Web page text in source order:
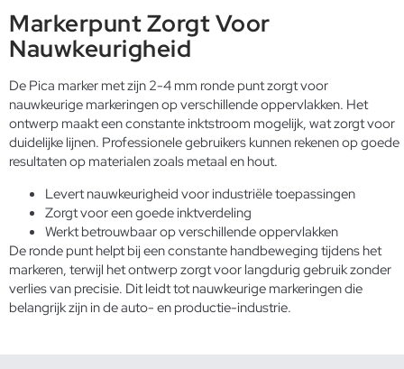
Markerpunt Zorgt Voor
Nauwkeurigheid
De Pica marker met zijn 2-4 mm ronde punt zorgt voor
nauwkeurige markeringen op verschillende oppervlakken. Het
ontwerp maakt een constante inktstroom mogelijk, wat zorgt voor
duidelijke lijnen. Professionele gebruikers kunnen rekenen op goede
resultaten op materialen zoals metaal en hout.
Levert nauwkeurigheid voor industriële toepassingen
Zorgt voor een goede inktverdeling
Werkt betrouwbaar op verschillende oppervlakken
De ronde punt helpt bij een constante handbeweging tijdens het
markeren, terwijl het ontwerp zorgt voor langdurig gebruik zonder
verlies van precisie. Dit leidt tot nauwkeurige markeringen die
belangrijk zijn in de auto- en productie-industrie.